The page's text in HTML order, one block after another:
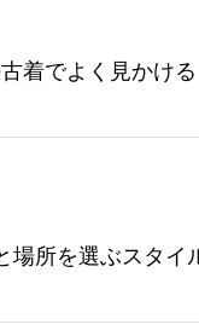
着でよく見かけ
所を選ぶスタイ